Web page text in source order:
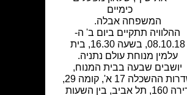
כימיים
המשפחה אבלה.
ההלוויה תתקיים ביום ב' ה-
08.10.18, בשעה 16.30, בית
עלמין מנוחת עולם נתניה.
יושבים שבעה בבית המנוח,
שדרות ההשכלה 17 א', קומה 29,
דירה 160, תל אביב, בין השעות